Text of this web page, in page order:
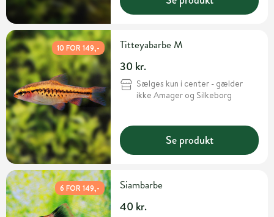
10 FOR 149,- Titteyabarbe M
30 kr.
Sælges kun i center - gælder
ikke Amager og Silkeborg
Se produkt
6 FOR 149,- Siambarbe
40 kr.